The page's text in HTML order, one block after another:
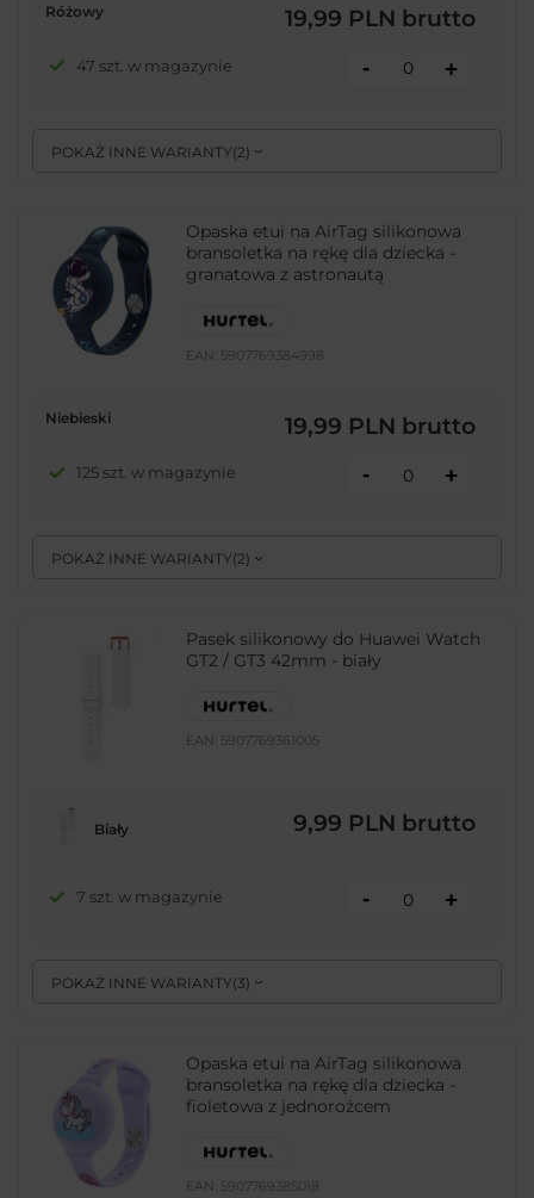
POKAŻ INNE WARIANTY(2)
Różowy 19,99 PLN brutto
47 szt. w magazynie - +
Opaska etui na AirTag silikonowa
bransoletka na rękę dla dziecka -
granatowa z astronautą
EAN: 5907769384998
POKAŻ INNE WARIANTY(2)
Niebieski 19,99 PLN brutto
125 szt. w magazynie - +
Pasek silikonowy do Huawei Watch
GT2 / GT3 42mm - biały
EAN: 5907769361005
POKAŻ INNE WARIANTY(3)
Biały 9,99 PLN brutto
7 szt. w magazynie - +
Opaska etui na AirTag silikonowa
bransoletka na rękę dla dziecka -
fioletowa z jednorożcem
EAN: 5907769385018